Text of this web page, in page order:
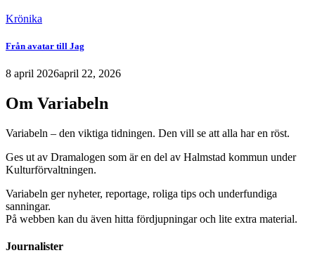
Krönika
Från avatar till Jag
8 april 2026april 22, 2026
Om Variabeln
Variabeln – den viktiga tidningen. Den vill se att alla har en röst.
Ges ut av Dramalogen som är en del av Halmstad kommun under
Kulturförvaltningen.
Variabeln ger nyheter, reportage, roliga tips och underfundiga
sanningar.
På webben kan du även hitta fördjupningar och lite extra material.
Journalister